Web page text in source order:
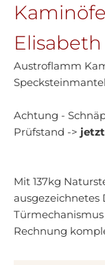
Elisabeth
Austroflamm
Specksteinmantel
Achtung -
Prüfstand ->
Mit 137kg
ausgezeichnetes
Rechnung